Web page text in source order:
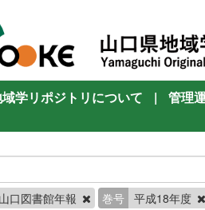
学リポジトリについて |
管理
山口図書館年報 巻号 平成18年度